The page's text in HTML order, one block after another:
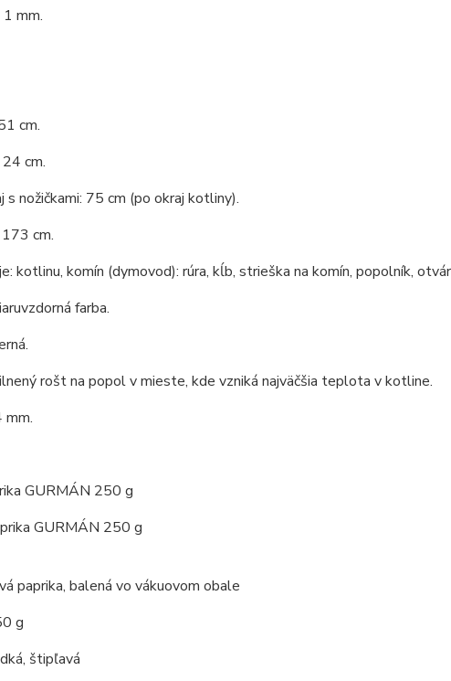
mm.
cm.
cm.
s nožičkami: 75 cm (po okraj kotliny).
cm.
kotlinu, komín (dymovod): rúra, kĺb, strieška na komín, popolník,
farba.
rošt na popol v mieste, kde vzniká najväčšia teplota v kotline.
mm.
GURMÁN 250 g
GURMÁN 250 g
paprika, balená vo vákuovom obale
g
štipľavá